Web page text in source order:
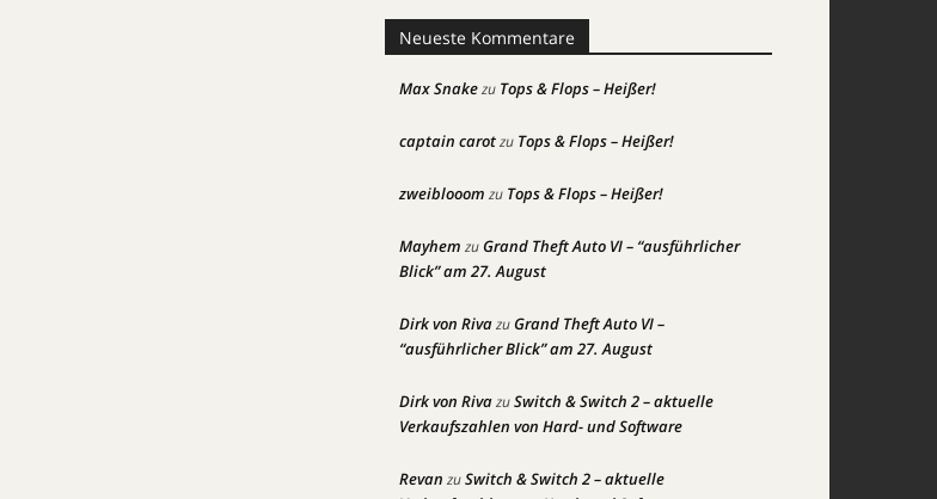
Neueste Kommentare
Max Snakezu Tops & Flops – Heißer!
captain carotzu Tops & Flops – Heißer!
zweiblooom zu Tops & Flops – Heißer!
Mayhem zuGrand Theft Auto VI – “ausführlicher
Blick” am 27. August
Dirk von RivazuGrand Theft Auto VI –
“ausführlicher Blick” am 27. August
Dirk von RivazuSwitch & Switch 2 – aktuelle
Verkaufszahlen von Hard- und Software
Revan zuSwitch & Switch 2 – aktuelle